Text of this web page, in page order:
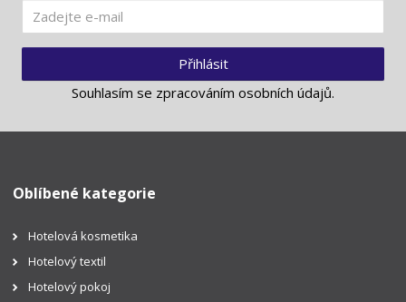
Přihlásit
Souhlasím se zpracováním osobních údajů.
Oblíbené kategorie
Hotelová kosmetika
Hotelový textil
Hotelový pokoj